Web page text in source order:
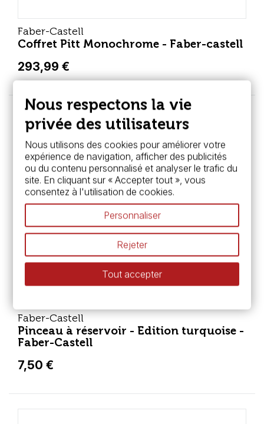
Faber-Castell
Coffret Pitt Monochrome - Faber-castell
293,99 €
Faber-Castell
Pinceau à réservoir - Edition turquoise -
Faber-Castell
7,50 €
Nous respectons la vie
privée des utilisateurs
Nous utilisons des cookies pour améliorer votre
expérience de navigation, afficher des publicités
ou du contenu personnalisé et analyser le trafic du
site. En cliquant sur « Accepter tout », vous
consentez à l'utilisation de cookies.
Personnaliser
Rejeter
Tout accepter